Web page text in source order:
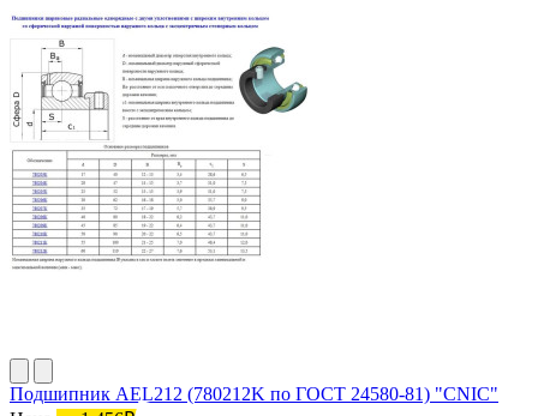
Подшипник AEL212 (780212K по ГОСТ 24580-81) "CNIC"